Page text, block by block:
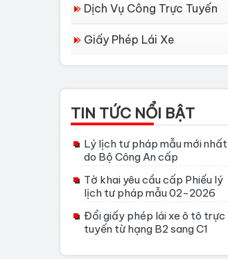
Dịch Vụ Công Trực Tuyến
Giấy Phép Lái Xe
TIN TỨC NỔI BẬT
Lý lịch tư pháp mẫu mới nhất
do Bộ Công An cấp
Tờ khai yêu cầu cấp Phiếu lý
lịch tư pháp mẫu 02-2026
Đổi giấy phép lái xe ô tô trực
tuyến từ hạng B2 sang C1